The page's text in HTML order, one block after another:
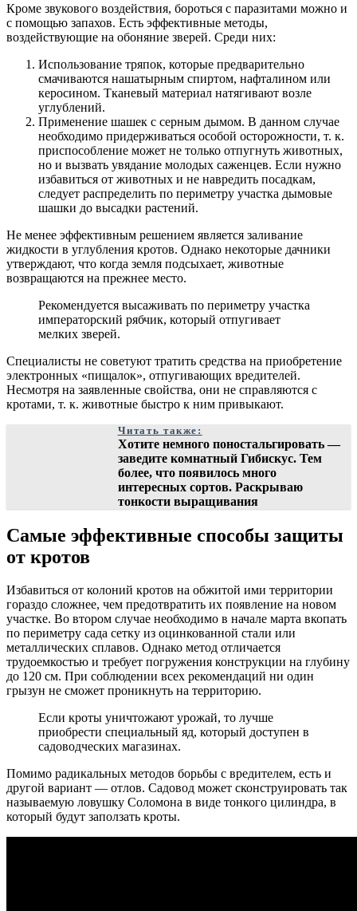
Кроме звукового воздействия, бороться с паразитами можно и
с помощью запахов. Есть эффективные методы,
воздействующие на обоняние зверей. Среди них:
Использование тряпок, которые предварительно
смачиваются нашатырным спиртом, нафталином или
керосином. Тканевый материал натягивают возле
углублений.
Применение шашек с серным дымом. В данном случае
необходимо придерживаться особой осторожности, т. к.
приспособление может не только отпугнуть животных,
но и вызвать увядание молодых саженцев. Если нужно
избавиться от животных и не навредить посадкам,
следует распределить по периметру участка дымовые
шашки до высадки растений.
Не менее эффективным решением является заливание
жидкости в углубления кротов. Однако некоторые дачники
утверждают, что когда земля подсыхает, животные
возвращаются на прежнее место.
Рекомендуется высаживать по периметру участка
императорский рябчик, который отпугивает
мелких зверей.
Специалисты не советуют тратить средства на приобретение
электронных «пищалок», отпугивающих вредителей.
Несмотря на заявленные свойства, они не справляются с
кротами, т. к. животные быстро к ним привыкают.
Читать также:
Хотите немного поностальгировать —
заведите комнатный Гибискус. Тем
более, что появилось много
интересных сортов. Раскрываю
тонкости выращивания
Самые эффективные способы защиты
от кротов
Избавиться от колоний кротов на обжитой ими территории
гораздо сложнее, чем предотвратить их появление на новом
участке. Во втором случае необходимо в начале марта вкопать
по периметру сада сетку из оцинкованной стали или
металлических сплавов. Однако метод отличается
трудоемкостью и требует погружения конструкции на глубину
до 120 см. При соблюдении всех рекомендаций ни один
грызун не сможет проникнуть на территорию.
Если кроты уничтожают урожай, то лучше
приобрести специальный яд, который доступен в
садоводческих магазинах.
Помимо радикальных методов борьбы с вредителем, есть и
другой вариант — отлов. Садовод может сконструировать так
называемую ловушку Соломона в виде тонкого цилиндра, в
который будут заползать кроты.